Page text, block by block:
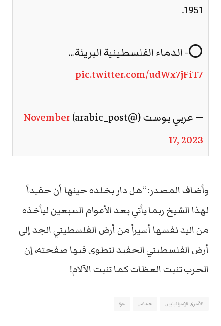
1951.
⭕- الدماء الفلسطينية البريئة…
pic.twitter.com/udWx7jFiT7
— عربي بوست (@arabic_post)
November
17, 2023
وأضاف المصدر: “هل دار بخلده حينها أن حفيداً
لهذا الشيخ ربما يأتي بعد الأعوام السبعين ليأخذه
من اليد نفسها أسيراً من أرض الفلسطيني الجد إلى
أرض الفلسطيني الحفيد لتطوى فيها صفحته، إن
الحرب تنبت العظات كما تنبت الآلام!
الأسرى الإسرائيليين حماس غزة